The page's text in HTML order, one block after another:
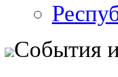
События